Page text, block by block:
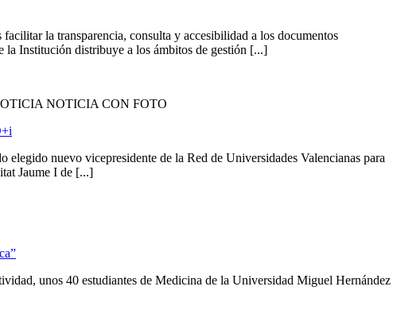
la transparencia, consulta y accesibilidad a los documentos
la Institución distribuye a los ámbitos de gestión [...]
NOTICIA CON FOTO
nuevo vicepresidente de la Red de Universidades Valencianas para
Jaume I de [...]
unos 40 estudiantes de Medicina de la Universidad Miguel Hernández